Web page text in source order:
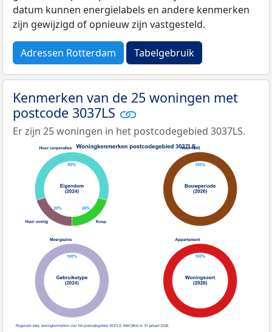
datum kunnen energielabels en andere kenmerken
zijn gewijzigd of opnieuw zijn vastgesteld.
Adressen Rotterdam Tabelgebruik
Kenmerken van de 25 woningen met
postcode 3037LS
Er zijn 25 woningen in het postcodegebied 3037LS.